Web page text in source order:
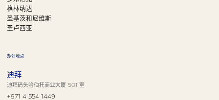
格林纳达
圣基茨和尼维斯
圣卢西亚
办公地点
迪拜
迪拜码头哈伯托商业大厦 501 室
+971 4 554 1449